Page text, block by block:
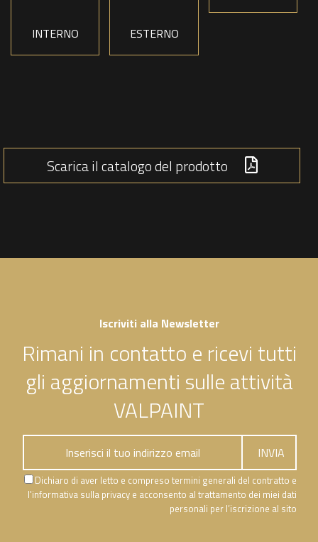
INTERNO ESTERNO
Scarica il catalogo del prodotto
Iscriviti alla Newsletter
Rimani in contatto e ricevi tutti
gli aggiornamenti sulle attività
VALPAINT
Dichiaro di aver letto e compreso termini generali del contratto e
l'informativa sulla privacy e acconsento al trattamento dei miei dati
personali per l’iscrizione al sito